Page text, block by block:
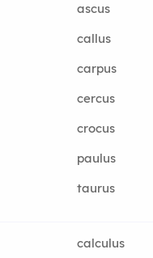
ascus
callus
carpus
cercus
crocus
paulus
taurus
calculus